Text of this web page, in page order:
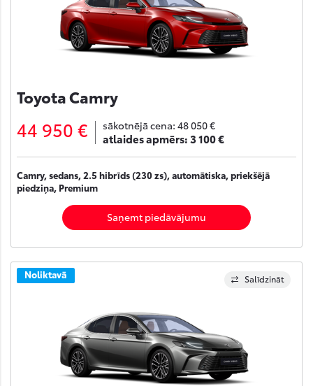
Toyota Camry
44 950 € sākotnējā cena: 48 050 €
atlaides apmērs:3 100 €
Camry, sedans, 2.5 hibrīds (230 zs), automātiska, priekšējā
piedziņa, Premium
Saņemt piedāvājumu
Salīdzināt
Noliktavā